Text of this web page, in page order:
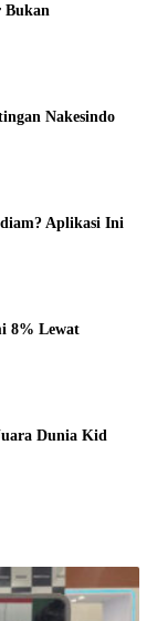
Bukan
Nakesindo
Aplikasi Ini
8% Lewat
Dunia Kid